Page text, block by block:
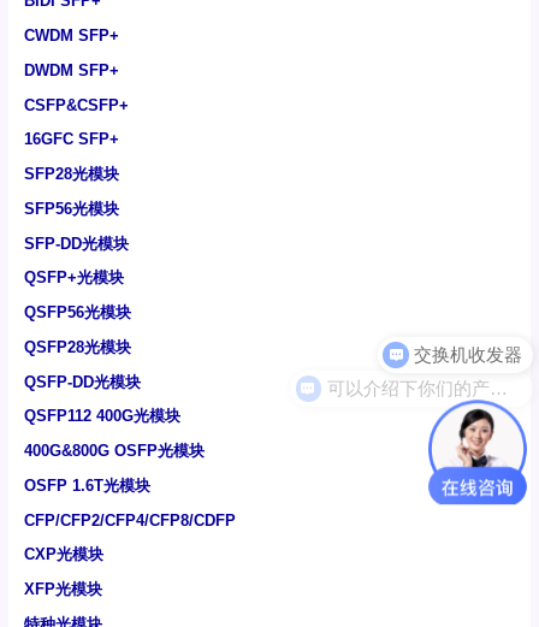
CWDM SFP+
DWDM SFP+
CSFP&CSFP+
16GFC SFP+
SFP28光模块
SFP56光模块
SFP-DD光模块
QSFP+光模块
QSFP56光模块
QSFP28光模块
QSFP-DD光模块
QSFP112 400G光模块
400G&800G OSFP光模块
OSFP 1.6T光模块
CFP/CFP2/CFP4/CFP8/CDFP
CXP光模块
XFP光模块
可以介绍下你们的产品么